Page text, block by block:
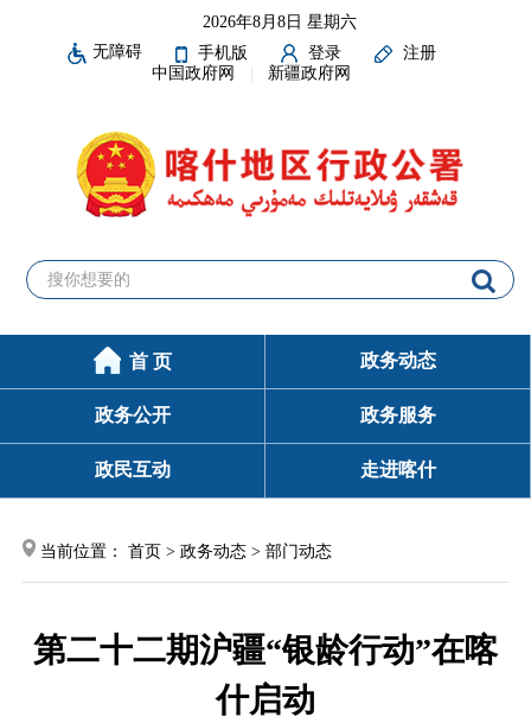
2026年8月8日 星期六
无障碍
手机版 登录
注册
中国政府网
新疆政府网
首 页 政务动态
政务公开 政务服务
政民互动 走进喀什
当前位置： 首页 > 政务动态 > 部门动态
第二十二期沪疆“银龄行动”在喀
什启动